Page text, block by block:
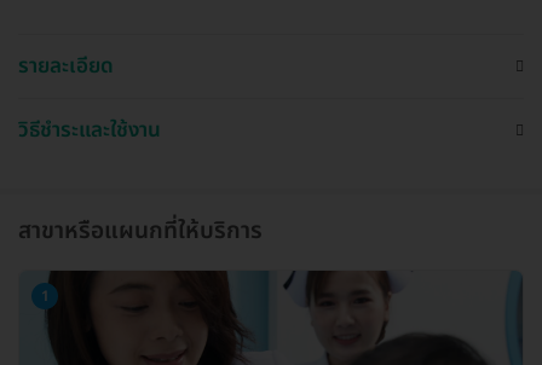
รายละเอียด
วิธีชำระและใช้งาน
สาขาหรือแผนกที่ให้บริการ
1